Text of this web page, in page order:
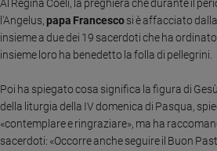
Santo
del
e
valori
Ambiente
Al Regina Coeli, la preghiera che durante il
l'Angelus,papa Francescosi è affacciato
insieme a due dei 19 sacerdoti che ha
insieme loro ha benedetto la folla di pellegrini.
Poi ha spiegato cosa significa la figura di
della liturgia della IV domenica di Pasqua,
«contemplare e ringraziare», ma ha
sacerdoti: «Occorre anche seguire il Buon